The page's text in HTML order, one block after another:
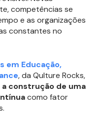
competências se
e as organizações
constantes no
em Educação,
, da Qulture Rocks,
construção de uma
como fator